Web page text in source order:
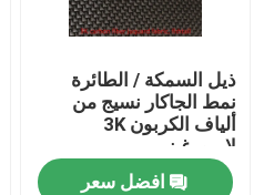
ذيل السمكة / الطائرة
نمط الجاكار نسيج من
ألياف الكربون 3K
لامبورغيني
افضل سعر